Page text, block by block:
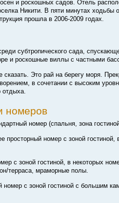
и роскошных садов. Отель
Никити. В пяти минутах
прошла в 2006-2009 годах.
субтропического сада,
и роскошные виллы с частными
сказать. Это рай на берегу моря.
в сочетании с высоким
отдыха.
номеров
номер (спальня, зона
просторный номер с зоной гостиной,
с зоной гостиной, в некоторых
терраса, мраморные полы.
с зоной гостиной с большим